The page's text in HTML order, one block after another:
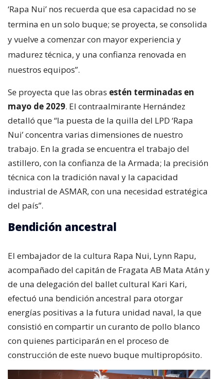
‘Rapa Nui’ nos recuerda que esa capacidad no se
termina en un solo buque; se proyecta, se consolida
y vuelve a comenzar con mayor experiencia y
madurez técnica, y una confianza renovada en
nuestros equipos”.
Se proyecta que las obras estén terminadas en
mayo de 2029. El contraalmirante Hernández
detalló que “la puesta de la quilla del LPD ‘Rapa
Nui’ concentra varias dimensiones de nuestro
trabajo. En la grada se encuentra el trabajo del
astillero, con la confianza de la Armada; la precisión
técnica con la tradición naval y la capacidad
industrial de ASMAR, con una necesidad estratégica
del país”.
Bendición ancestral
El embajador de la cultura Rapa Nui, Lynn Rapu,
acompañado del capitán de Fragata AB Mata Atán y
de una delegación del ballet cultural Kari Kari,
efectuó una bendición ancestral para otorgar
energías positivas a la futura unidad naval, la que
consistió en compartir un curanto de pollo blanco
con quienes participarán en el proceso de
construcción de este nuevo buque multipropósito.